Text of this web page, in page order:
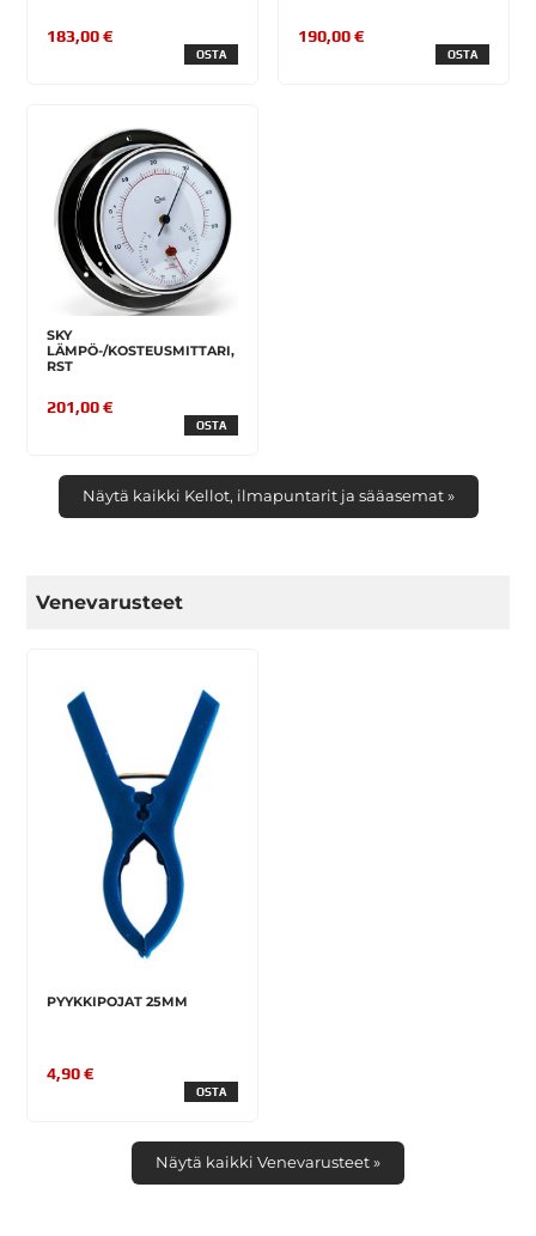
183,00 €
OSTA
190,00 €
OSTA
SKY
LÄMPÖ-/KOSTEUSMITTARI,
RST
201,00 €
OSTA
Näytä kaikki Kellot, ilmapuntarit ja sääasemat »
Venevarusteet
PYYKKIPOJAT 25MM
4,90 €
OSTA
Näytä kaikki Venevarusteet »